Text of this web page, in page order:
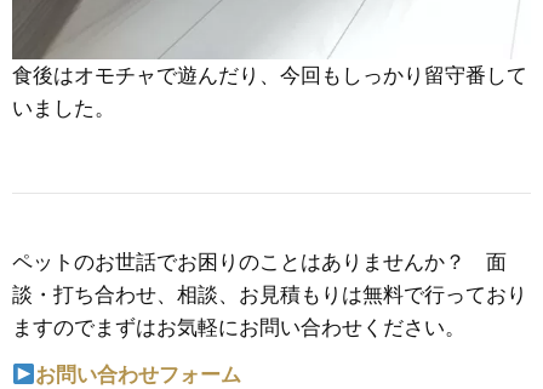
食後はオモチャで遊んだり、今回もしっかり留守番して
いました。
ペットのお世話でお困りのことはありませんか？ 面
談・打ち合わせ、相談、お見積もりは無料で行っており
ますのでまずはお気軽にお問い合わせください。
お問い合わせフォーム